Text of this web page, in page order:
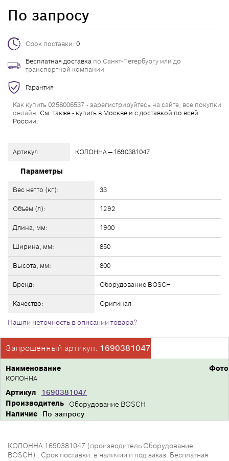
Артикул КОЛОННА — 1690381047
Параметры
Вес нетто (кг): 33
Объём (л): 1292
Длина, мм: 1900
Ширина, мм: 850
Высота, мм: 800
Бренд: Оборудование BOSCH
Качество: Оригинал
Нашли неточность в описании товара?
По запросу
Срок поставки: 0
Бесплатная доставка по Санкт-Петербургу или до
транспортной компании
Гарантия
Как купить 0258006537 - зарегистрируйтесь на сайте, все покупки
онлайн. См. также - купить в Москве и с доставкой по всей
России.
Запрошенный артикул: 1690381047
Фото
Производитель Оборудование BOSCH
Артикул 1690381047
Наименование
КОЛОННА
Наличие По запросу
КОЛОННА 1690381047 (производитель Оборудование
BOSCH) . Срок поставки: в наличии и под заказ. Бесплатная